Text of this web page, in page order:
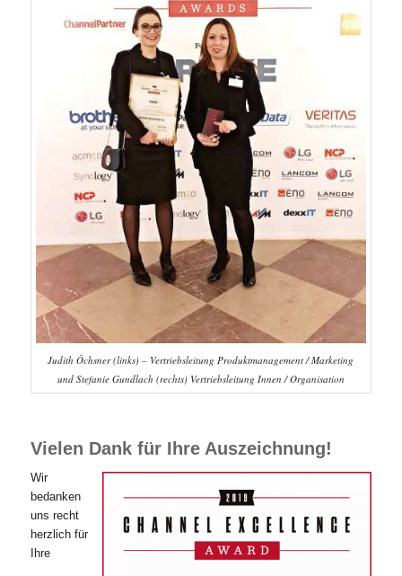
Judith Öchsner (links) – Vertriebsleitung Produktmanagement / Marketing
und Stefanie Gundlach (rechts) Vertriebsleitung Innen / Organisation
Vielen Dank für Ihre Auszeichnung!
Wir
bedanken
uns recht
herzlich für
Ihre